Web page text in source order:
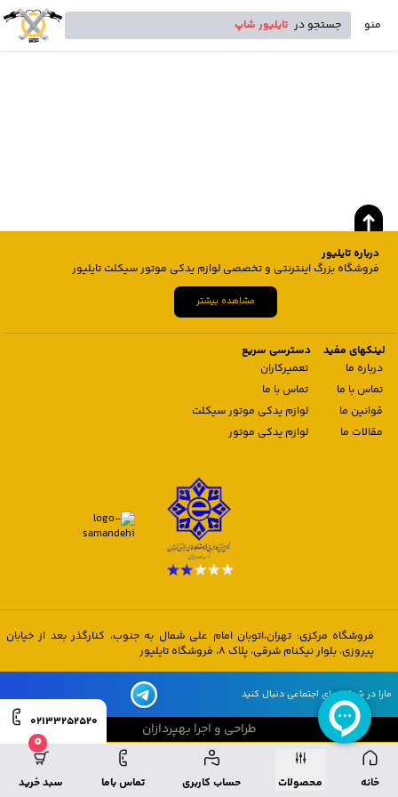
منو جستجو در تایلیور شاپ
خانه محصولات حساب کاربری تماس باما
0
سبد خرید
02133252520
درباره تایلیور
فروشگاه بزرگ اینترنتی و تخصصی لوازم یدکی موتور سیکلت تایلیور
مشاهده بیشتر
لینکهای مفید
درباره ما
تماس با ما
قوانین ما
مقالات ما
دسترسی سریع
تعمیرکاران
تماس با ما
لوازم یدکی موتور سیکلت
لوازم یدکی موتور
فروشگاه مرکزی: تهران،اتوبان امام علی شمال به جنوب، کنارگذر بعد از خیابان
پیروزی، بلوار نیکنام شرقی، پلاک 8، فروشگاه تایلیور
مارا در شبکه های اجتماعی دنبال کنید
طراحی و اجرا بهپردازان
طراحی و اجرا بهپردازان